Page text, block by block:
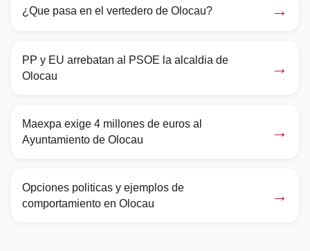
¿Que pasa en el vertedero de Olocau? →
PP y EU arrebatan al PSOE la alcaldia de
Olocau
→
Maexpa exige 4 millones de euros al
Ayuntamiento de Olocau
→
Opciones politicas y ejemplos de
comportamiento en Olocau
→